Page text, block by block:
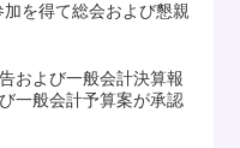
を得て総会および懇親
および一般会計決算報
一般会計予算案が承認